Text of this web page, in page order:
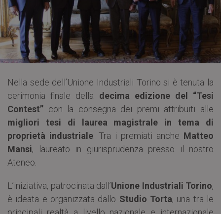
Nella sede dell’Unione Industriali Torino si è tenuta la
cerimonia finale della decima edizione del “Tesi
Contest” con la consegna dei premi attribuiti alle
migliori tesi di laurea magistrale in tema di
proprietà industriale . Tra i premiati anche Matteo
Mansi, laureato in giurisprudenza presso il nostro
Ateneo.
L’iniziativa, patrocinata dall’Unione Industriali Torino,
è ideata e organizzata dallo Studio Torta, una tra le